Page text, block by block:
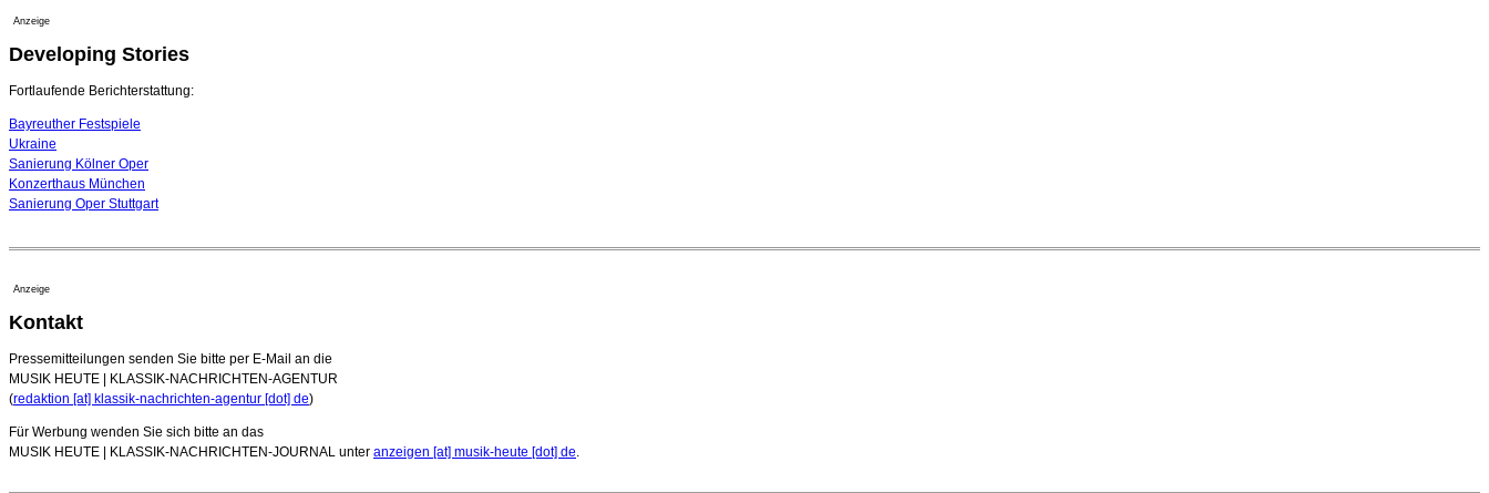
Anzeige
Developing Stories
Fortlaufende Berichterstattung:
Bayreuther Festspiele
Ukraine
Sanierung Kölner Oper
Konzerthaus München
Sanierung Oper Stuttgart
Anzeige
Kontakt
Pressemitteilungen senden Sie bitte per E-Mail an die
MUSIK HEUTE | KLASSIK-NACHRICHTEN-AGENTUR
(redaktion [at] klassik-nachrichten-agentur [dot] de)
Für Werbung wenden Sie sich bitte an das
MUSIK HEUTE | KLASSIK-NACHRICHTEN-JOURNAL unter anzeigen [at] musik-heute [dot] de.